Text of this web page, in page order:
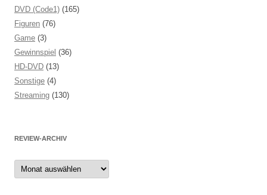
DVD (Code1) (165)
Figuren (76)
Game (3)
Gewinnspiel (36)
HD-DVD (13)
Sonstige (4)
Streaming (130)
REVIEW-ARCHIV
Review-
Archiv